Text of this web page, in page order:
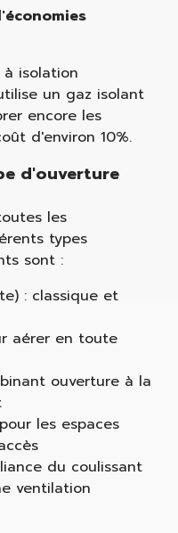
isolation
un gaz isolant
encore les
d'environ 10%.
d'ouverture
les
types
sont :
: classique et
aérer en toute
ouverture à la
les espaces
du coulissant
ventilation